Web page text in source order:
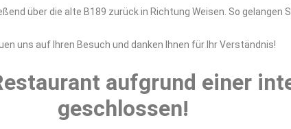
über die alte B189 zurück in Richtung Weisen. So gelangen
uns auf Ihren Besuch und danken Ihnen für Ihr Verständnis!
aufgrund einer
geschlossen!